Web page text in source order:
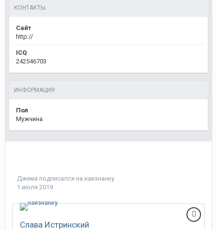
КОНТАКТЫ
Сайт
http://
ICQ
242546703
ИНФОРМАЦИЯ
Пол
Мужчина
Джема подписался на наизнанку
1 июля 2019
Слава Истринский